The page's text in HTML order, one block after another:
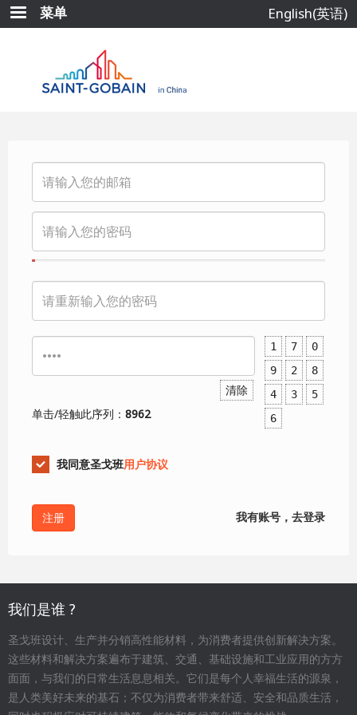
跳
转
菜单 English(英语)
清除
1 7
0
9
2
8
4
3
5
6
单击/轻触此序列： 8962
我同意圣戈班用户协议
我有账号，去登录
我们是谁 ?
圣戈班设计、生产并分销高性能材料，为消费者提供创新解决方案。
这些材料和解决方案遍布于建筑、交通、基础设施和工业应用的方方
面面，与我们的日常生活息息相关。它们是每个人幸福生活的源泉，
是人类美好未来的基石；不仅为消费者带来舒适、安全和品质生活，